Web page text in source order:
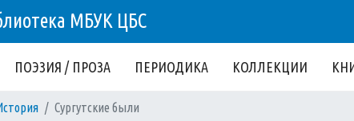
МБУК ЦБС
ПОЭЗИЯ / ПРОЗА ПЕРИОДИКА КОЛЛЕКЦИИ
Сургутские были